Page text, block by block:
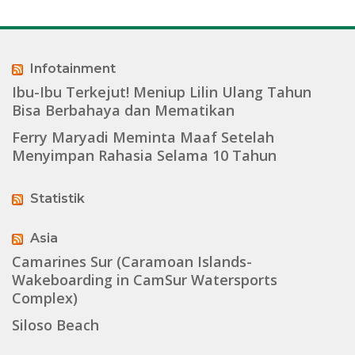
Infotainment
Ibu-Ibu Terkejut! Meniup Lilin Ulang Tahun
Bisa Berbahaya dan Mematikan
Ferry Maryadi Meminta Maaf Setelah
Menyimpan Rahasia Selama 10 Tahun
Statistik
Asia
Camarines Sur (Caramoan Islands-
Wakeboarding in CamSur Watersports
Complex)
Siloso Beach